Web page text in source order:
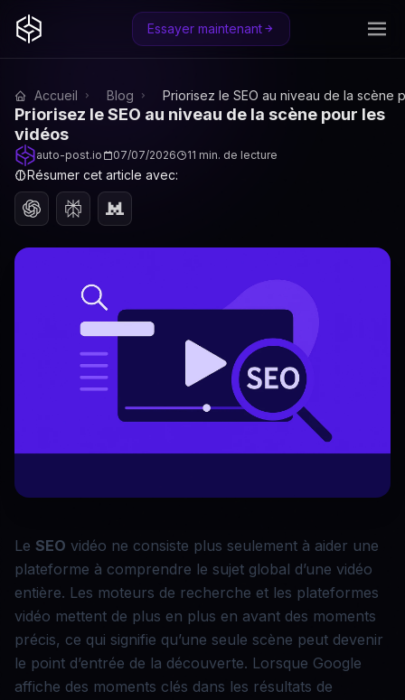
Essayer maintenant
Accueil Blog Priorisez le SEO au niveau de la scène
Priorisez le SEO au niveau de la scène pour les
vidéos
auto-post.io 07/07/2026 11 min. de lecture
Résumer cet article avec:
Le SEO vidéo ne consiste plus seulement à aider une
plateforme à comprendre le sujet global d’une vidéo
entière. Les moteurs de recherche et les plateformes
vidéo mettent de plus en plus en avant des moments
précis, ce qui signifie qu’une seule scène peut devenir
le point d’entrée de la découverte. Lorsque Google
affiche des moments clés dans les résultats de